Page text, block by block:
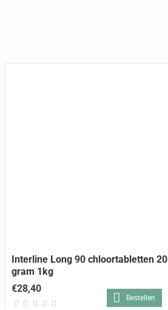
Interline Long 90 chloortabletten 20
gram 1kg
€28,40
Bestellen